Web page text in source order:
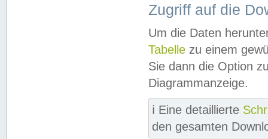
Zugriff auf die
Um die Daten
Tabelle zu einem
Sie dann die Option
Diagrammanzeige.
ℹ️ Eine detaillierte
den gesamten